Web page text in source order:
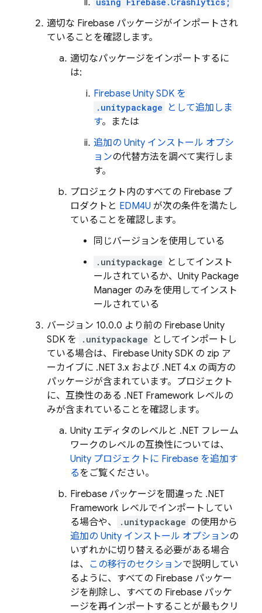
適切な Firebase パッケージがインポートされ
ていることを確認します。
適切なパッケージをインポートするに
は:
Firebase Unity SDK を
.unitypackage
として追加しま
す。または
追加の Unity インストール オプシ
ョンの代替方法を調べて実行しま
す。
プロジェクト内のすべての Firebase プ
ロダクトと EDM4U が次の条件を満たし
ていることを確認します。
同じバージョンを使用している
.unitypackage
としてインスト
ールされているか、Unity Package
Manager のみを使用してインスト
ールされている
バージョン 10.0.0 より前の Firebase Unity
SDK を
.unitypackage
としてインポートし
ている場合は、Firebase Unity SDK の zip ア
ーカイブに .NET 3.x および .NET 4.x の両方の
パッケージが含まれています。プロジェクト
に、互換性のある .NET Framework レベルの
みが含まれていることを確認します。
Unity エディタのレベルと .NET フレーム
ワークのレベルの互換性については、
Unity プロジェクトに Firebase を追加す
るをご覧ください。
Firebase パッケージを間違った .NET
Framework レベルでインポートしてい
る場合や、
.unitypackage の使用から
追加の Unity インストール オプションの
いずれかに切り替える必要がある場合
は、 この移行のセクションで説明してい
るように、すべての Firebase パッケー
ジを削除し、すべての Firebase パッケ
ージを再インポートすることが最もクリ